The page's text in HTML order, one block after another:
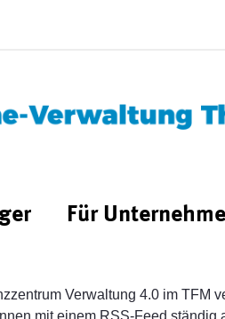
Für
Verwaltung 4.0 im TFM
mit einem RSS-Feed ständig